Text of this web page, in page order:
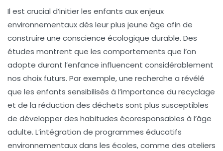
Il est crucial d’initier les enfants aux enjeux
environnementaux dès leur plus jeune âge afin de
construire une conscience écologique durable. Des
études montrent que les comportements que l’on
adopte durant l’enfance influencent considérablement
nos choix futurs. Par exemple, une recherche a révélé
que les enfants sensibilisés à l’importance du recyclage
et de la réduction des déchets sont plus susceptibles
de développer des habitudes écoresponsables à l’âge
adulte. L’intégration de programmes éducatifs
environnementaux dans les écoles, comme des ateliers